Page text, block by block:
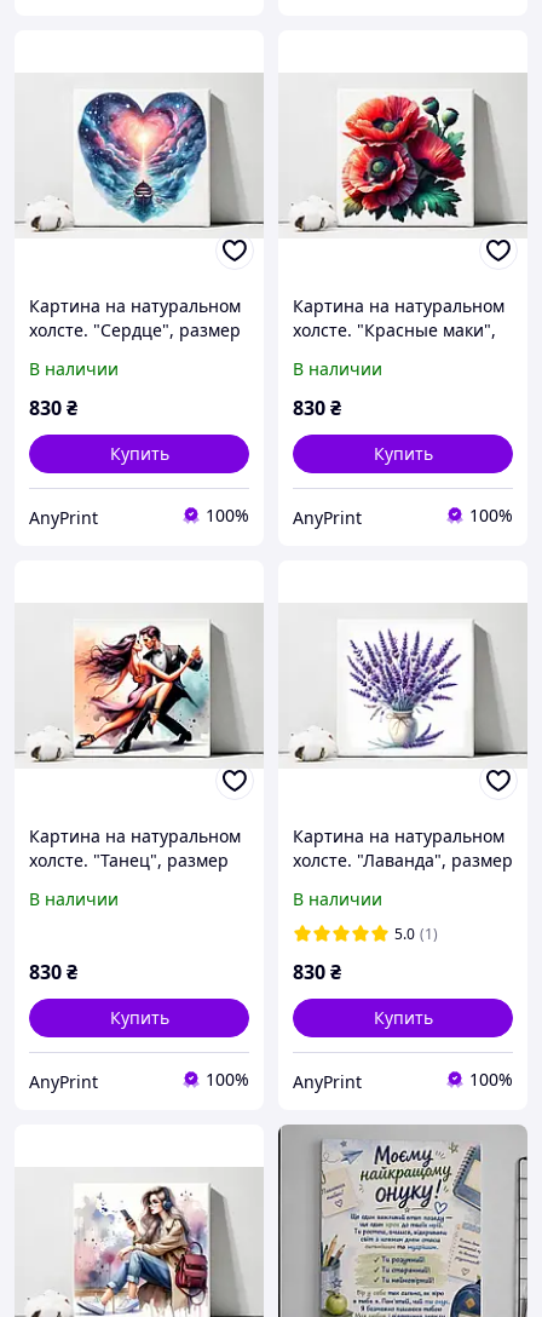
Картина на натуральном
холсте. "Сердце", размер
В наличии
830₴
Купить
AnyPrint 100%
Картина на натуральном
холсте. "Красные маки",
В наличии
830₴
Купить
AnyPrint 100%
Картина на натуральном
холсте. "Танец", размер
В наличии
830₴
Купить
AnyPrint 100%
Картина на натуральном
холсте. "Лаванда", размер
В наличии
5.0 (1)
830₴
Купить
AnyPrint 100%